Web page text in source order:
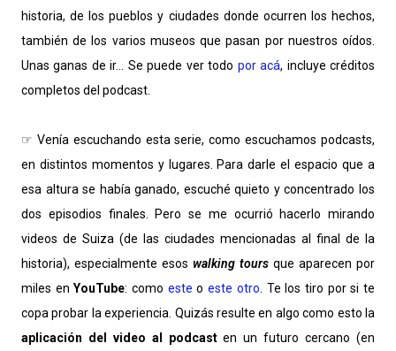
historia, de los pueblos y ciudades donde ocurren los hechos,
también de los varios museos que pasan por nuestros oídos.
Unas ganas de ir... Se puede ver todo por acá, incluye créditos
completos del podcast.
☞ Venía escuchando esta serie, como escuchamos podcasts,
en distintos momentos y lugares. Para darle el espacio que a
esa altura se había ganado, escuché quieto y concentrado los
dos episodios finales. Pero se me ocurrió hacerlo mirando
videos de Suiza (de las ciudades mencionadas al final de la
historia), especialmente esos walking tours que aparecen por
miles enYouTube: como este oeste otro. Te los tiro por si te
copa probar la experiencia. Quizás resulte en algo como esto la
aplicación del video al podcasten un futuro cercano (en